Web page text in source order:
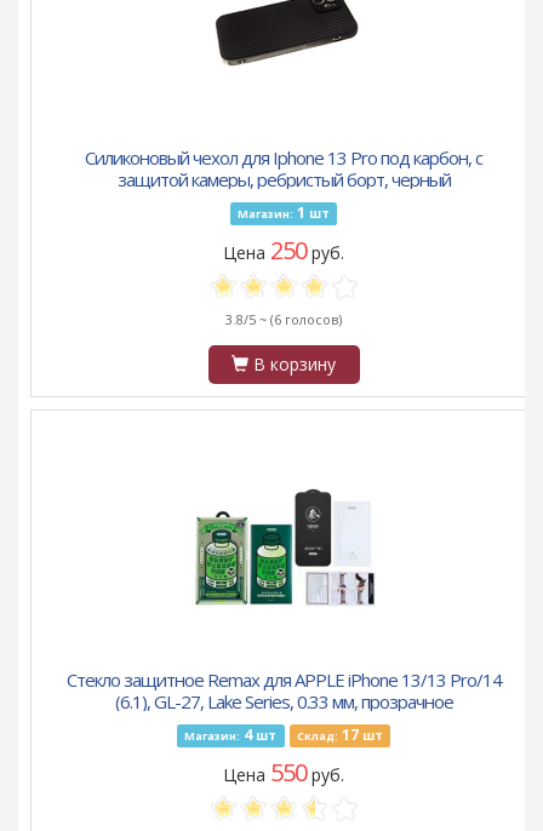
Силиконовый чехол для Iphone 13 Pro под карбон, с
защитой камеры, ребристый борт, черный
Магазин: 1 шт
Цена 250руб.
3.8/5 ~ (6 голосов)
В корзину
Стекло защитное Remax для APPLE iPhone 13/13 Pro/14
(6.1), GL-27, Lake Series, 0.33 мм, прозрачное
Магазин: 4шт Склад: 17шт
Цена 550руб.